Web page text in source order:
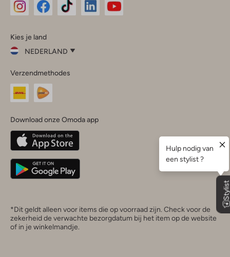
InstagramFacebook
Kies je land
NEDERLAND
je
land
Nederland
Belgique(Français)
Deutschland
Verzendmethodes
Download onze Omoda app
*Dit geldt alleen voor items die op voorraad zijn. Check voor de
zekerheid de verwachte bezorgdatum bij het item op de website
of in je winkelmandje.